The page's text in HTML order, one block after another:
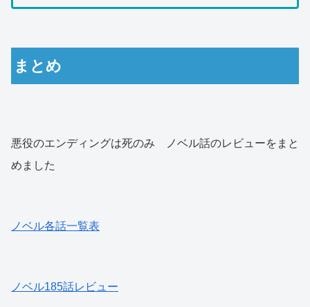
まとめ
悪役のエンディングは死のみ ノベル話のレビューをまと
めました
ノベル各話一覧表
ノベル185話レビュー